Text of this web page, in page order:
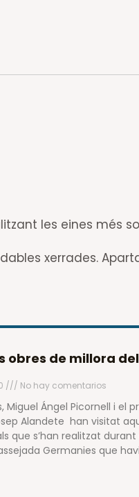
les eines més
xerrades.
obres de millora
No hay comentarios
Miguel Ángel Picornell i el
Alandete han visitat
que s’han realitzat
Germanies que